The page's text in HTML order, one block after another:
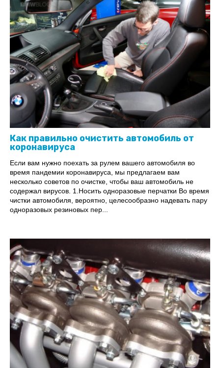
Как правильно очистить автомобиль от
коронавируса
Если вам нужно поехать за рулем вашего автомобиля во
время пандемии коронавируса, мы предлагаем вам
несколько советов по очистке, чтобы ваш автомобиль не
содержал вирусов. 1.Носить одноразовые перчатки Во время
чистки автомобиля, вероятно, целесообразно надевать пару
одноразовых резиновых пер...